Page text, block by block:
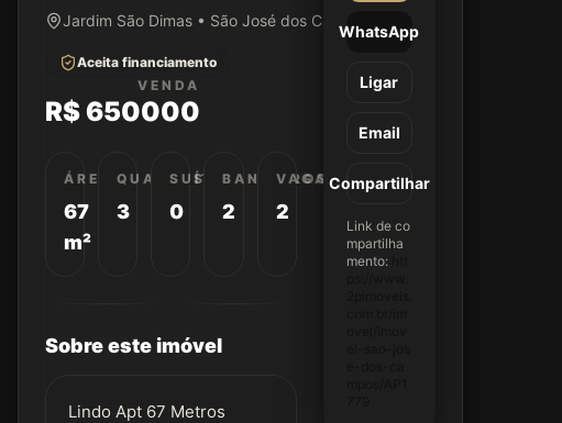
Jardim São Dimas • São José dos Campos/SP
Aceita financiamento
VENDA
R$ 650000
ÁREA
67
m²
QUARTOS
3
SUÍTES
0
BANHEIROS
2
VAGAS
2
Sobre este imóvel
Lindo Apt 67 Metros
WhatsApp
Ligar
Email
Compartilhar
Link de co
mpartilha
mento: